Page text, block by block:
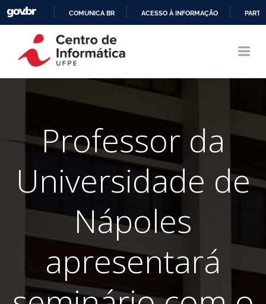
CONTEÚDO
COMUNICA BR ACESSO À INFORMAÇÃO
Professor da
Universidade de
Nápoles
apresentará